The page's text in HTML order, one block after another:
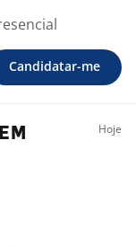
Candidatar-me
Hoje